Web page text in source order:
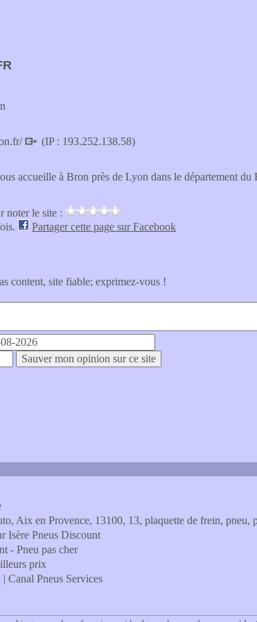
(IP : 193.252.138.58)
accueille à Bron près de Lyon dans le département du
noter le site :
Partager cette page sur Facebook
content, site fiable; exprimez-vous !
Aix en Provence, 13100, 13, plaquette de frein, pneu,
Isère Pneus Discount
- Pneu pas cher
prix
Canal Pneus Services